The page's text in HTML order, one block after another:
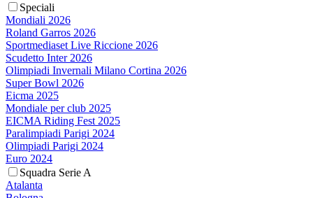
Speciali
Mondiali 2026
Roland Garros 2026
Sportmediaset Live Riccione 2026
Scudetto Inter 2026
Olimpiadi Invernali Milano Cortina 2026
Super Bowl 2026
Eicma 2025
Mondiale per club 2025
EICMA Riding Fest 2025
Paralimpiadi Parigi 2024
Olimpiadi Parigi 2024
Euro 2024
Squadra Serie A
Atalanta